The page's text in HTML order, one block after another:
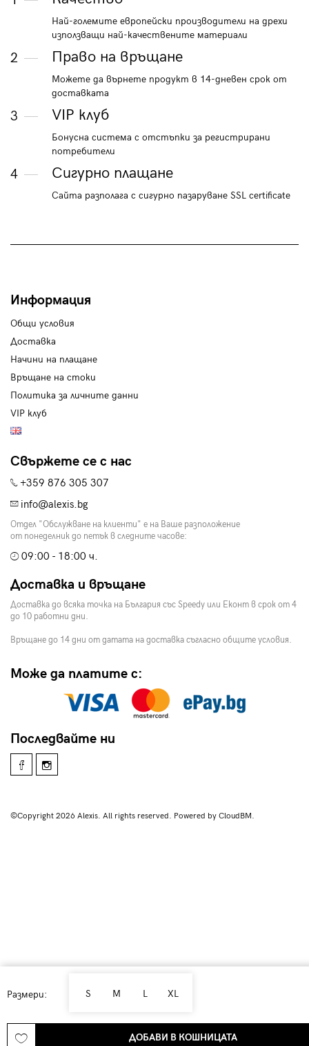
Размери: S M L XL
ДОБАВИ В КОШНИЦАТА
Най-големите европейски производители на дрехи
използващи най-качествените материали
2 Право на връщане
Можете да върнете продукт в 14-дневен срок от
доставката
3 VIP клуб
Бонусна система с отстъпки за регистрирани
потребители
4 Сигурно плащане
Сайта разполага с сигурно пазаруване SSL certificate
Информация
Общи условия
Доставка
Начини на плащане
Връщане на стоки
Политика за личните данни
VIP клуб
Свържете се с нас
+359 876 305 307
info@alexis.bg
Отдел "Обслужване на клиенти" е на Ваше разположение
от понеделник до петък в следните часове:
09:00 - 18:00 ч.
Доставка и връщане
Доставка до всяка точка на България със Speedy или Еконт в срок от 4
до 10 работни дни.
Връщане до 14 дни от датата на доставка съгласно общите условия.
Може да платите с:
Последвайте ни
©Copyright 2026 Alexis. All rights reserved. Powered by CloudBM.